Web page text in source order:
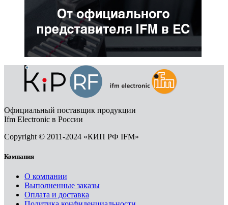
Официальный поставщик продукции
Ifm Electronic в России
Copyright © 2011-2024 «КИП РФ IFM»
Компания
О компании
Выполненные заказы
Оплата и доставка